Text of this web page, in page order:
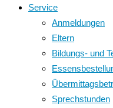
Service
Anmeldungen
Eltern
Bildungs- und
Sprechstunden